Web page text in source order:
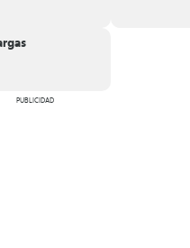
PUBLICIDAD